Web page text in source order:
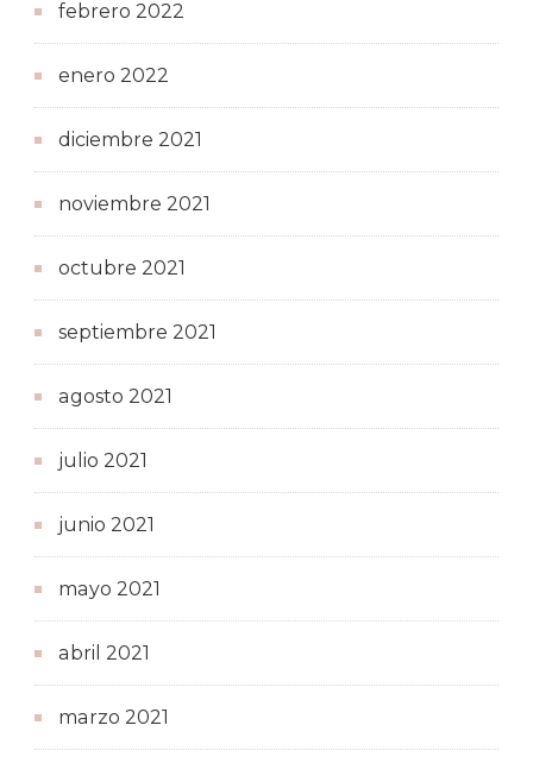
febrero 2022
enero 2022
diciembre 2021
noviembre 2021
octubre 2021
septiembre 2021
agosto 2021
julio 2021
junio 2021
mayo 2021
abril 2021
marzo 2021